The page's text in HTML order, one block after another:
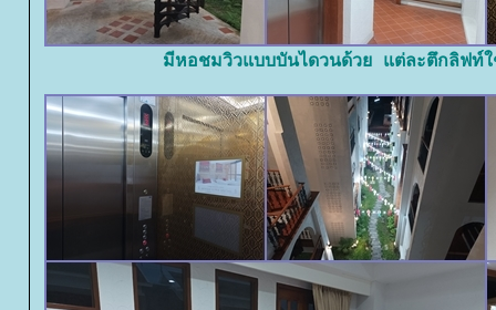
มีหอชมวิวแบบบันไดวนด้วย แต่ละตึกลิฟท์